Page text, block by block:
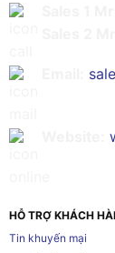
HỖ TRỢ KHÁCH
Tin khuyến mại